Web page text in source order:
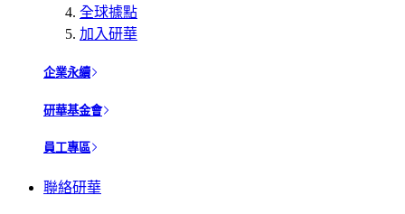
全球據點
加入研華
企業永續
研華基金會
員工專區
聯絡研華